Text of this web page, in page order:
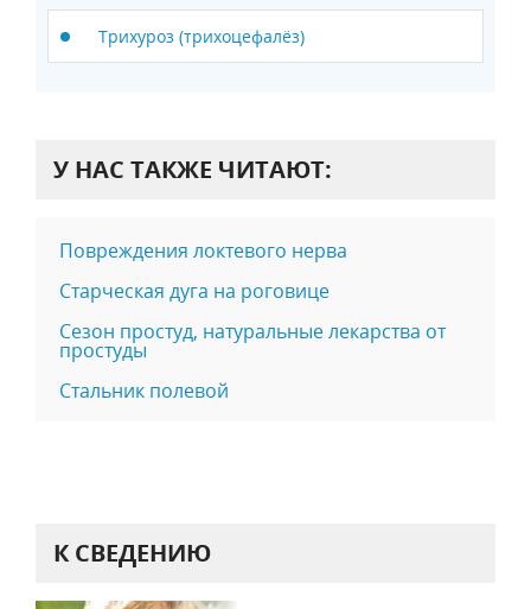
Трихуроз (трихоцефалёз)
У НАС ТАКЖЕ ЧИТАЮТ:
Повреждения локтевого нерва
Старческая дуга на роговице
Сезон простуд, натуральные лекарства от
простуды
Стальник полевой
К СВЕДЕНИЮ